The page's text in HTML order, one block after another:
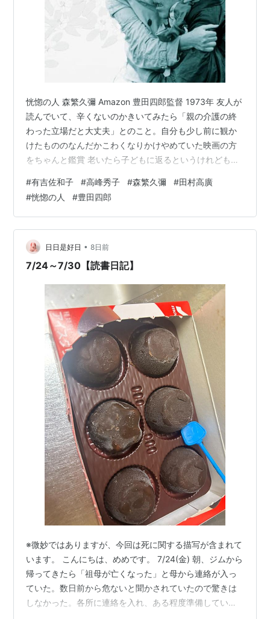
恍惚の人 森繁久彌 Amazon 豊田四郎監督 1973年 友人が
読んでいて、辛くないのかきいてみたら「親の介護の終
わった立場だと大丈夫」とのこと。自分も少し前に観か
けたもののなんだかこわくなりかけやめていた映画の方
をちゃんと鑑賞 老いたら子どもに返るというけれども、
しと共通点があった。 まだまだ昭和の介護、嫁である高
峰秀子の肩にすべてがかかり。特別養護老人ホームへの
入居検討が「冷たいこと」として、検討した高峰が自責
の念にかられる出来事として扱われている。 基本的に
は、お年寄りが不安がっていれば一緒の部屋に寝るなど
のお嫁さんの対応の方向はとても…
#有吉佐和子 #高峰秀子 #森繁久彌 #田村高廣
#恍惚の人 #豊田四郎
日日是好日 • 8日前
7/24～7/30【読書日記】
※微妙ではありますが、今回は死に関する描写が含まれて
います。 こんにちは、めめです。 7/24(金) 朝、ジムから
帰ってきたら「祖母が亡くなった」と母から連絡が入っ
ていた。数日前から危ないと聞かされていたので驚きは
しなかった。各所に連絡を入れ、ある程度準備していた